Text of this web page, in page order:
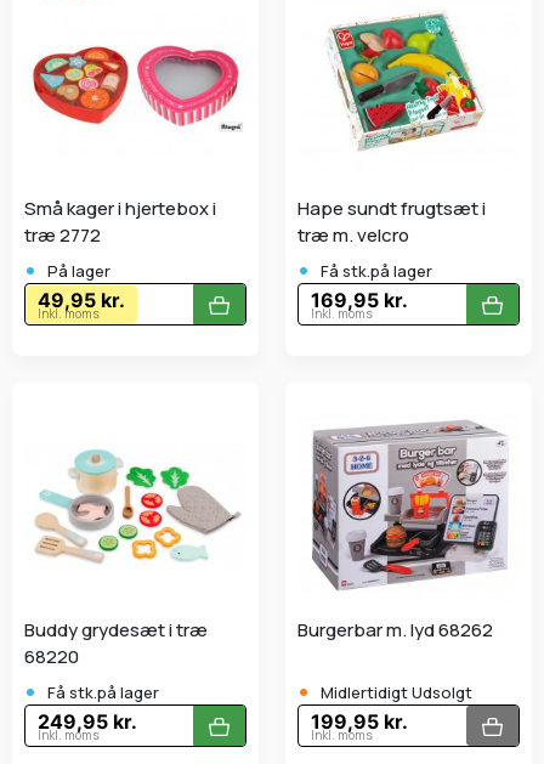
Små kager i hjertebox i
træ 2772
• På lager
49,95 kr.
Inkl. moms
Hape sundt frugtsæt i
træ m. velcro
• Få stk.på lager
169,95 kr.
Inkl. moms
Buddy grydesæt i træ
68220
• Få stk.på lager
249,95 kr.
Inkl. moms
Burgerbar m. lyd 68262
• Midlertidigt Udsolgt
199,95 kr.
Inkl. moms